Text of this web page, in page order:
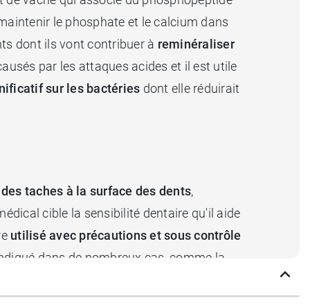
le phosphate et le calcium dans
dont ils vont contribuer à reminéraliser
par les attaques acides et il est utile
sur les bactéries dont elle réduirait
taches à la surface des dents,
cible la sensibilité dentaire qu'il aide
utilisé avec précautions et sous contrôle
dans de nombreux cas, comme la